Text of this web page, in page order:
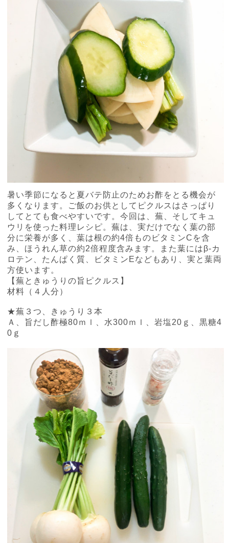
暑い季節になると夏バテ防止のためお酢をとる機会が
多くなります。ご飯のお供としてピクルスはさっぱり
してとても食べやすいです。今回は、蕪、そしてキュ
ウリを使った料理レシピ。蕪は、実だけでなく葉の部
分に栄養が多く、葉は根の約4倍ものビタミンC を含
み、ほうれん草の約2倍程度含みます。また葉にはβ-カ
ロテン、たんぱく質、ビタミン Eなどもあり、実と葉両
方使います。
【蕪ときゅうりの旨ピクルス】
材料（４人分）
★蕪３つ、きゅうり３本
Ａ、旨だし酢極80ｍｌ、水300ｍｌ、岩塩20 ｇ、黒糖4
0 ｇ